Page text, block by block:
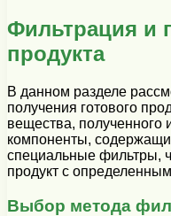
Фильтрация и
продукта
В данном разделе
получения готового
вещества, полученного
компоненты,
специальные фильтры,
продукт с
Выбор метода